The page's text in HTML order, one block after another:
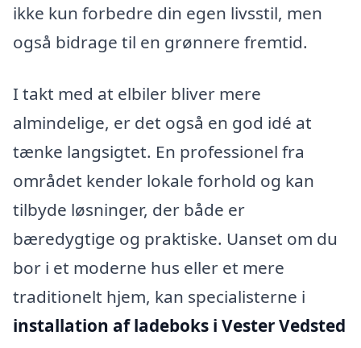
ikke kun forbedre din egen livsstil, men
også bidrage til en grønnere fremtid.
I takt med at elbiler bliver mere
almindelige, er det også en god idé at
tænke langsigtet. En professionel fra
området kender lokale forhold og kan
tilbyde løsninger, der både er
bæredygtige og praktiske. Uanset om du
bor i et moderne hus eller et mere
traditionelt hjem, kan specialisterne i
installation af ladeboks i Vester Vedsted